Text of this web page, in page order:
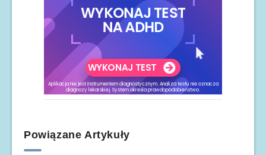
Powiązane Artykuły